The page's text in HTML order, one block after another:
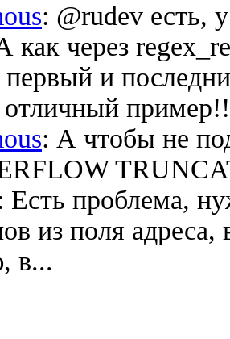
: @rudev есть,
как через
первый и
отличный
: А чтобы не
Есть проблема,
из поля адреса,
в...